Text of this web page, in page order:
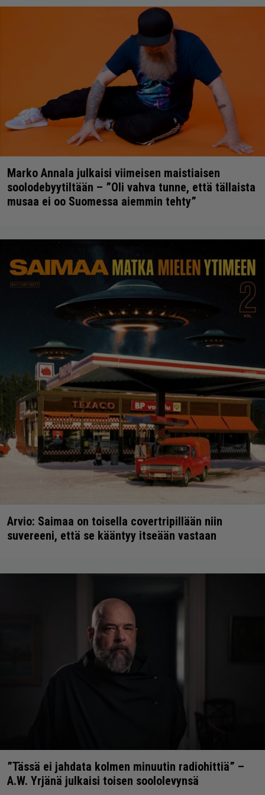
Marko Annala julkaisi viimeisen maistiaisen
soolodebyytiltään – ”Oli vahva tunne, että tällaista
musaa ei oo Suomessa aiemmin tehty”
Arvio: Saimaa on toisella covertripillään niin
suvereeni, että se kääntyy itseään vastaan
”Tässä ei jahdata kolmen minuutin radiohittiä” –
A.W. Yrjänä julkaisi toisen soololevynsä